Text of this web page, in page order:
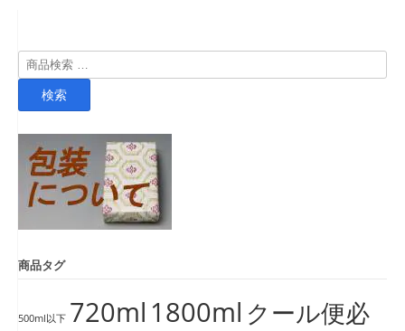
検
索
検索
商品タグ
500ml以下 720ml 1800ml クール便必